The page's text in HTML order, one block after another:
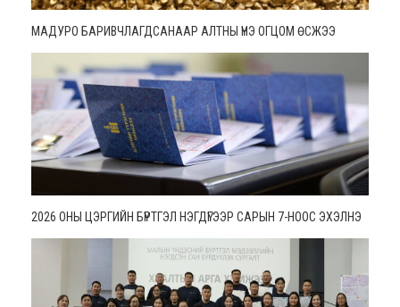
МАДУРО БАРИВЧЛАГДСАНААР АЛТНЫ ҮНЭ ОГЦОМ ӨСЖЭЭ
2026 ОНЫ ЦЭРГИЙН БҮРТГЭЛ НЭГДҮГЭЭР САРЫН 7-НООС ЭХЭЛНЭ